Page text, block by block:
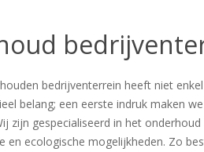
bedrijventerrein heeft niet
belang; een eerste indruk maken
zijn gespecialiseerd in het
en ecologische mogelijkheden. Zo